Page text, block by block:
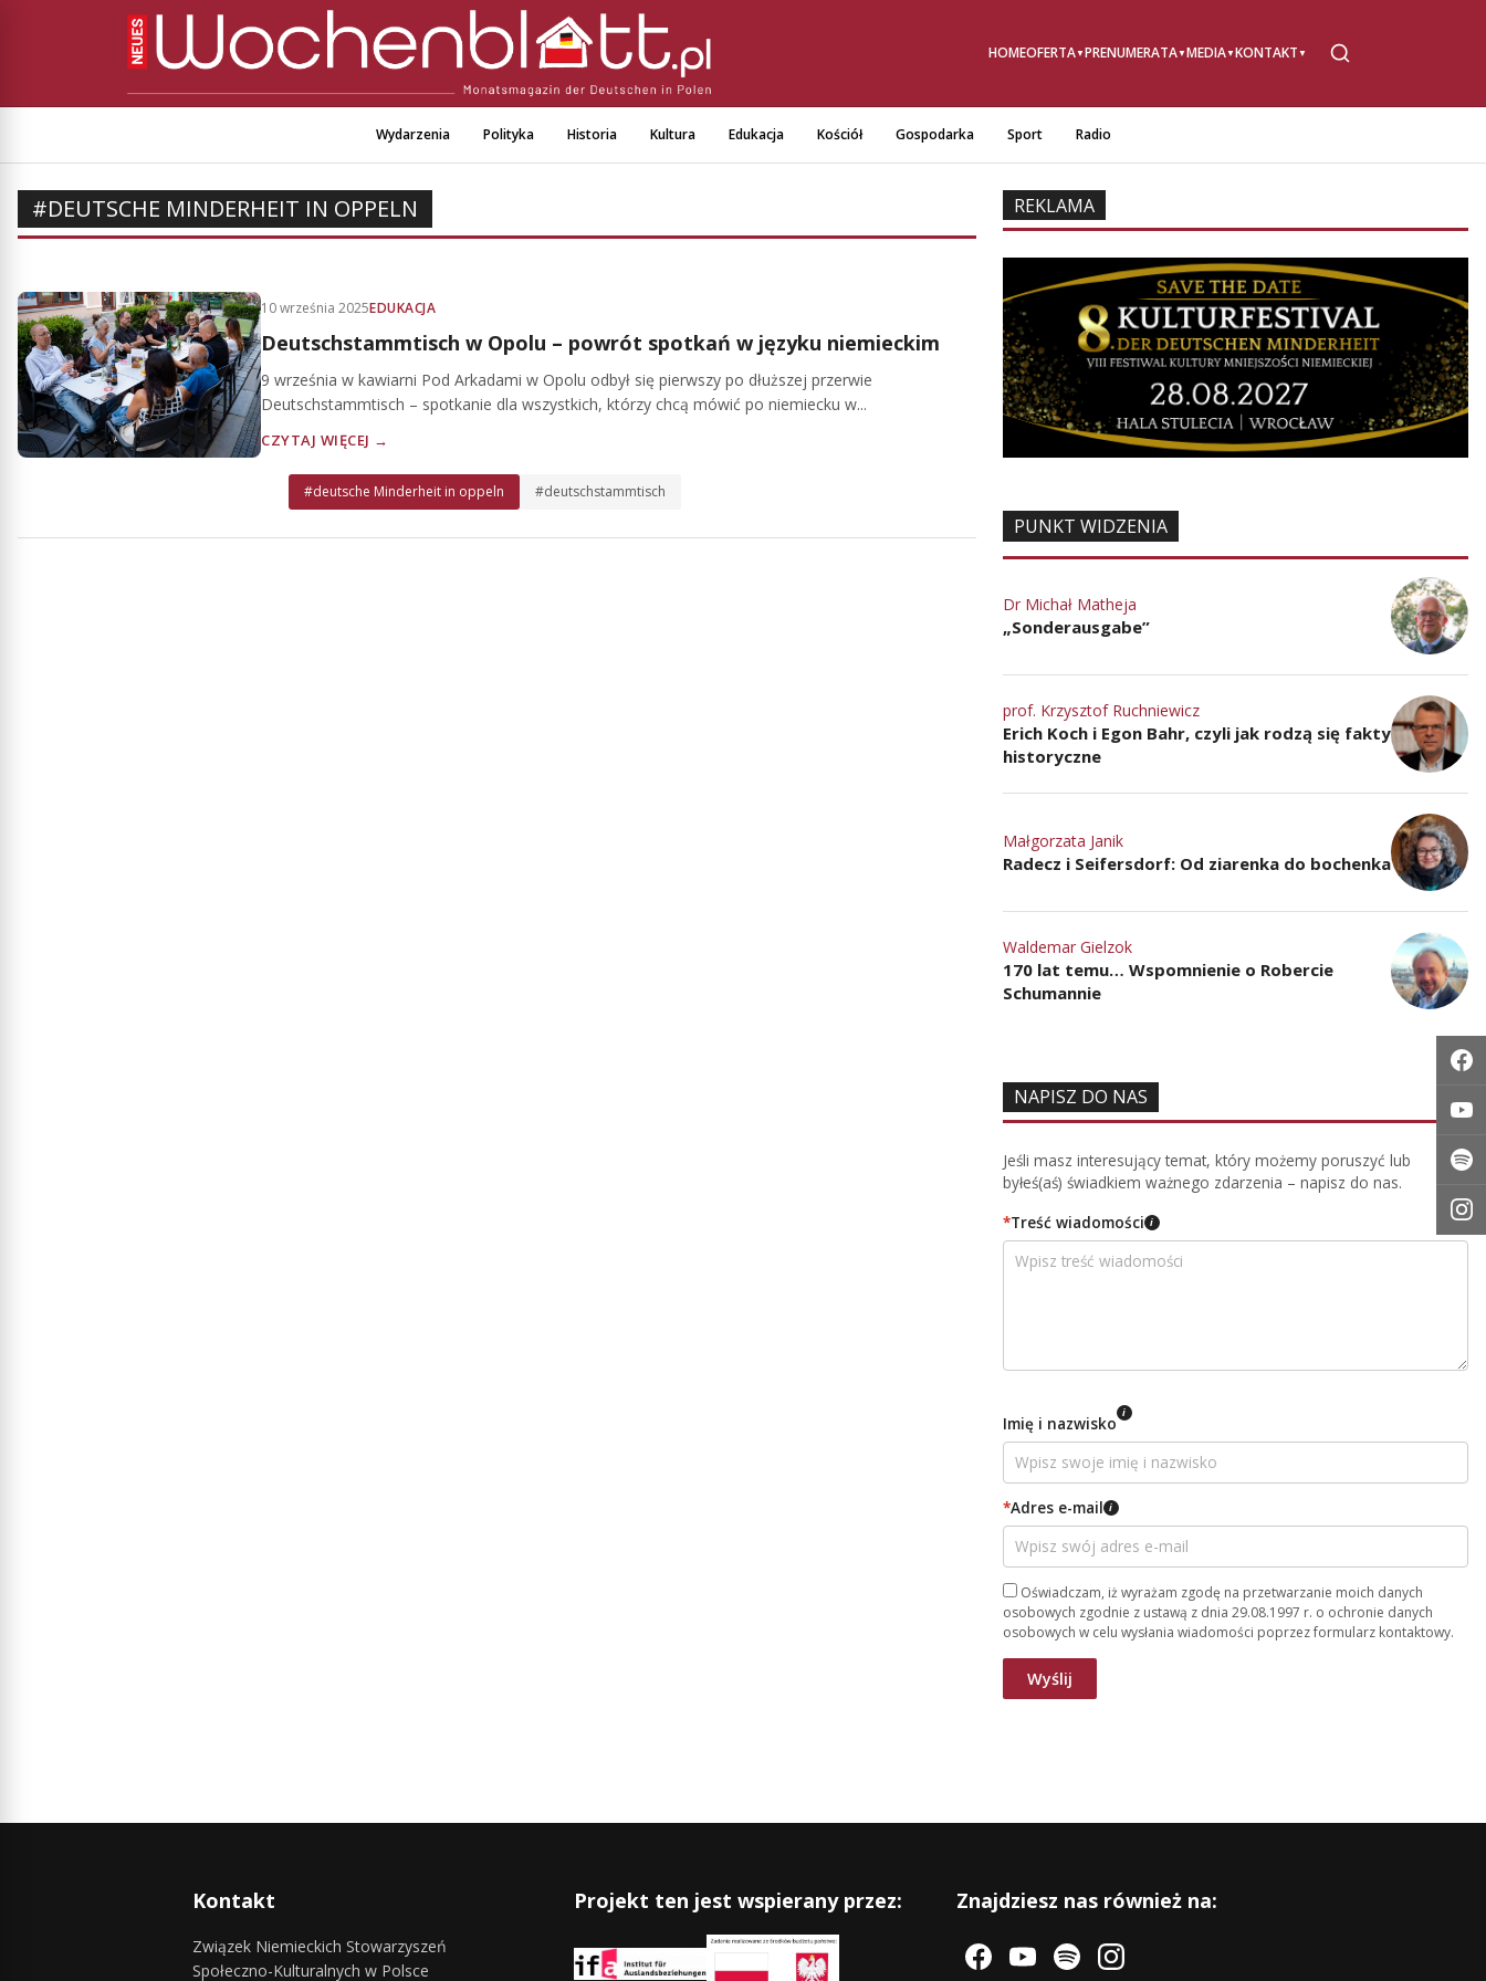
HOMEOFERTA PRENUMERATA MEDIA KONTAKT
Wydarzenia Polityka Historia Kultura Edukacja Kościół Gospodarka Sport Radio
#DEUTSCHE MINDERHEIT IN OPPELN
10 września 2025EDUKACJA
Deutschstammtisch w Opolu – powrót spotkań w języku niemieckim
9 września w kawiarni Pod Arkadami w Opolu odbył się pierwszy po dłuższej przerwie
Deutschstammtisch – spotkanie dla wszystkich, którzy chcą mówić po niemiecku w...
CZYTAJ WIĘCEJ →
#deutsche Minderheit in oppeln #deutschstammtisch
REKLAMA
PUNKT WIDZENIA
Dr Michał Matheja
„Sonderausgabe”
prof. Krzysztof Ruchniewicz
Erich Koch i Egon Bahr, czyli jak rodzą się fakty
historyczne
Małgorzata Janik
Radecz i Seifersdorf: Od ziarenka do bochenka
Waldemar Gielzok
170 lat temu… Wspomnienie o Robercie
Schumannie
NAPISZ DO NAS
Jeśli masz interesujący temat, który możemy poruszyć lub
byłeś(aś) świadkiem ważnego zdarzenia – napisz do nas.
*Treść wiadomości i
Imię i nazwisko i
*Adres e-mail i
Oświadczam, iż wyrażam zgodę na przetwarzanie moich danych
osobowych zgodnie z ustawą z dnia 29.08.1997 r. o ochronie danych
osobowych w celu wysłania wiadomości poprzez formularz kontaktowy.
Kontakt
Związek Niemieckich Stowarzyszeń
Społeczno-Kulturalnych w Polsce
Projekt ten jest wspierany przez: Znajdziesz nas również na: